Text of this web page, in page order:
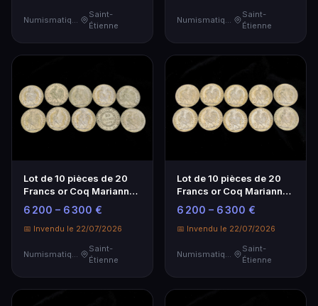
Saint-
Étienne
Saint-
Étienne
Lot de 10 pièces de 20
Francs or Coq Marianne -
Investissement
Numismatique
6 200 – 6 300 €
📅 Invendu le 22/07/2026
Numismatique
Saint-
Étienne
Lot de 10 pièces de 20
Francs or Coq Marianne -
Investissement
Numismatique
6 200 – 6 300 €
📅 Invendu le 22/07/2026
Numismatique
Saint-
Étienne